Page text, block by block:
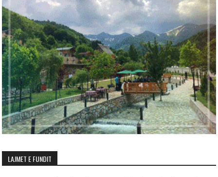
LAJMET E FUNDIT